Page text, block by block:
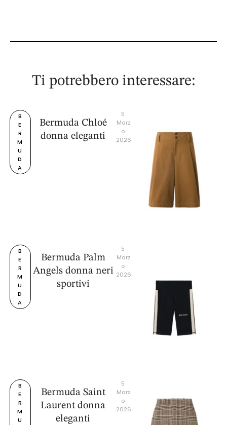
Ti potrebbero interessare:
B
E
R
M
U
D
A
Bermuda Chloé
donna eleganti
5
Marz
o
2026
B
E
R
M
U
D
A
Bermuda Palm
Angels donna neri
sportivi
5
Marz
o
2026
B
E
R
M
U
Bermuda Saint
Laurent donna
eleganti
5
Marz
o
2026